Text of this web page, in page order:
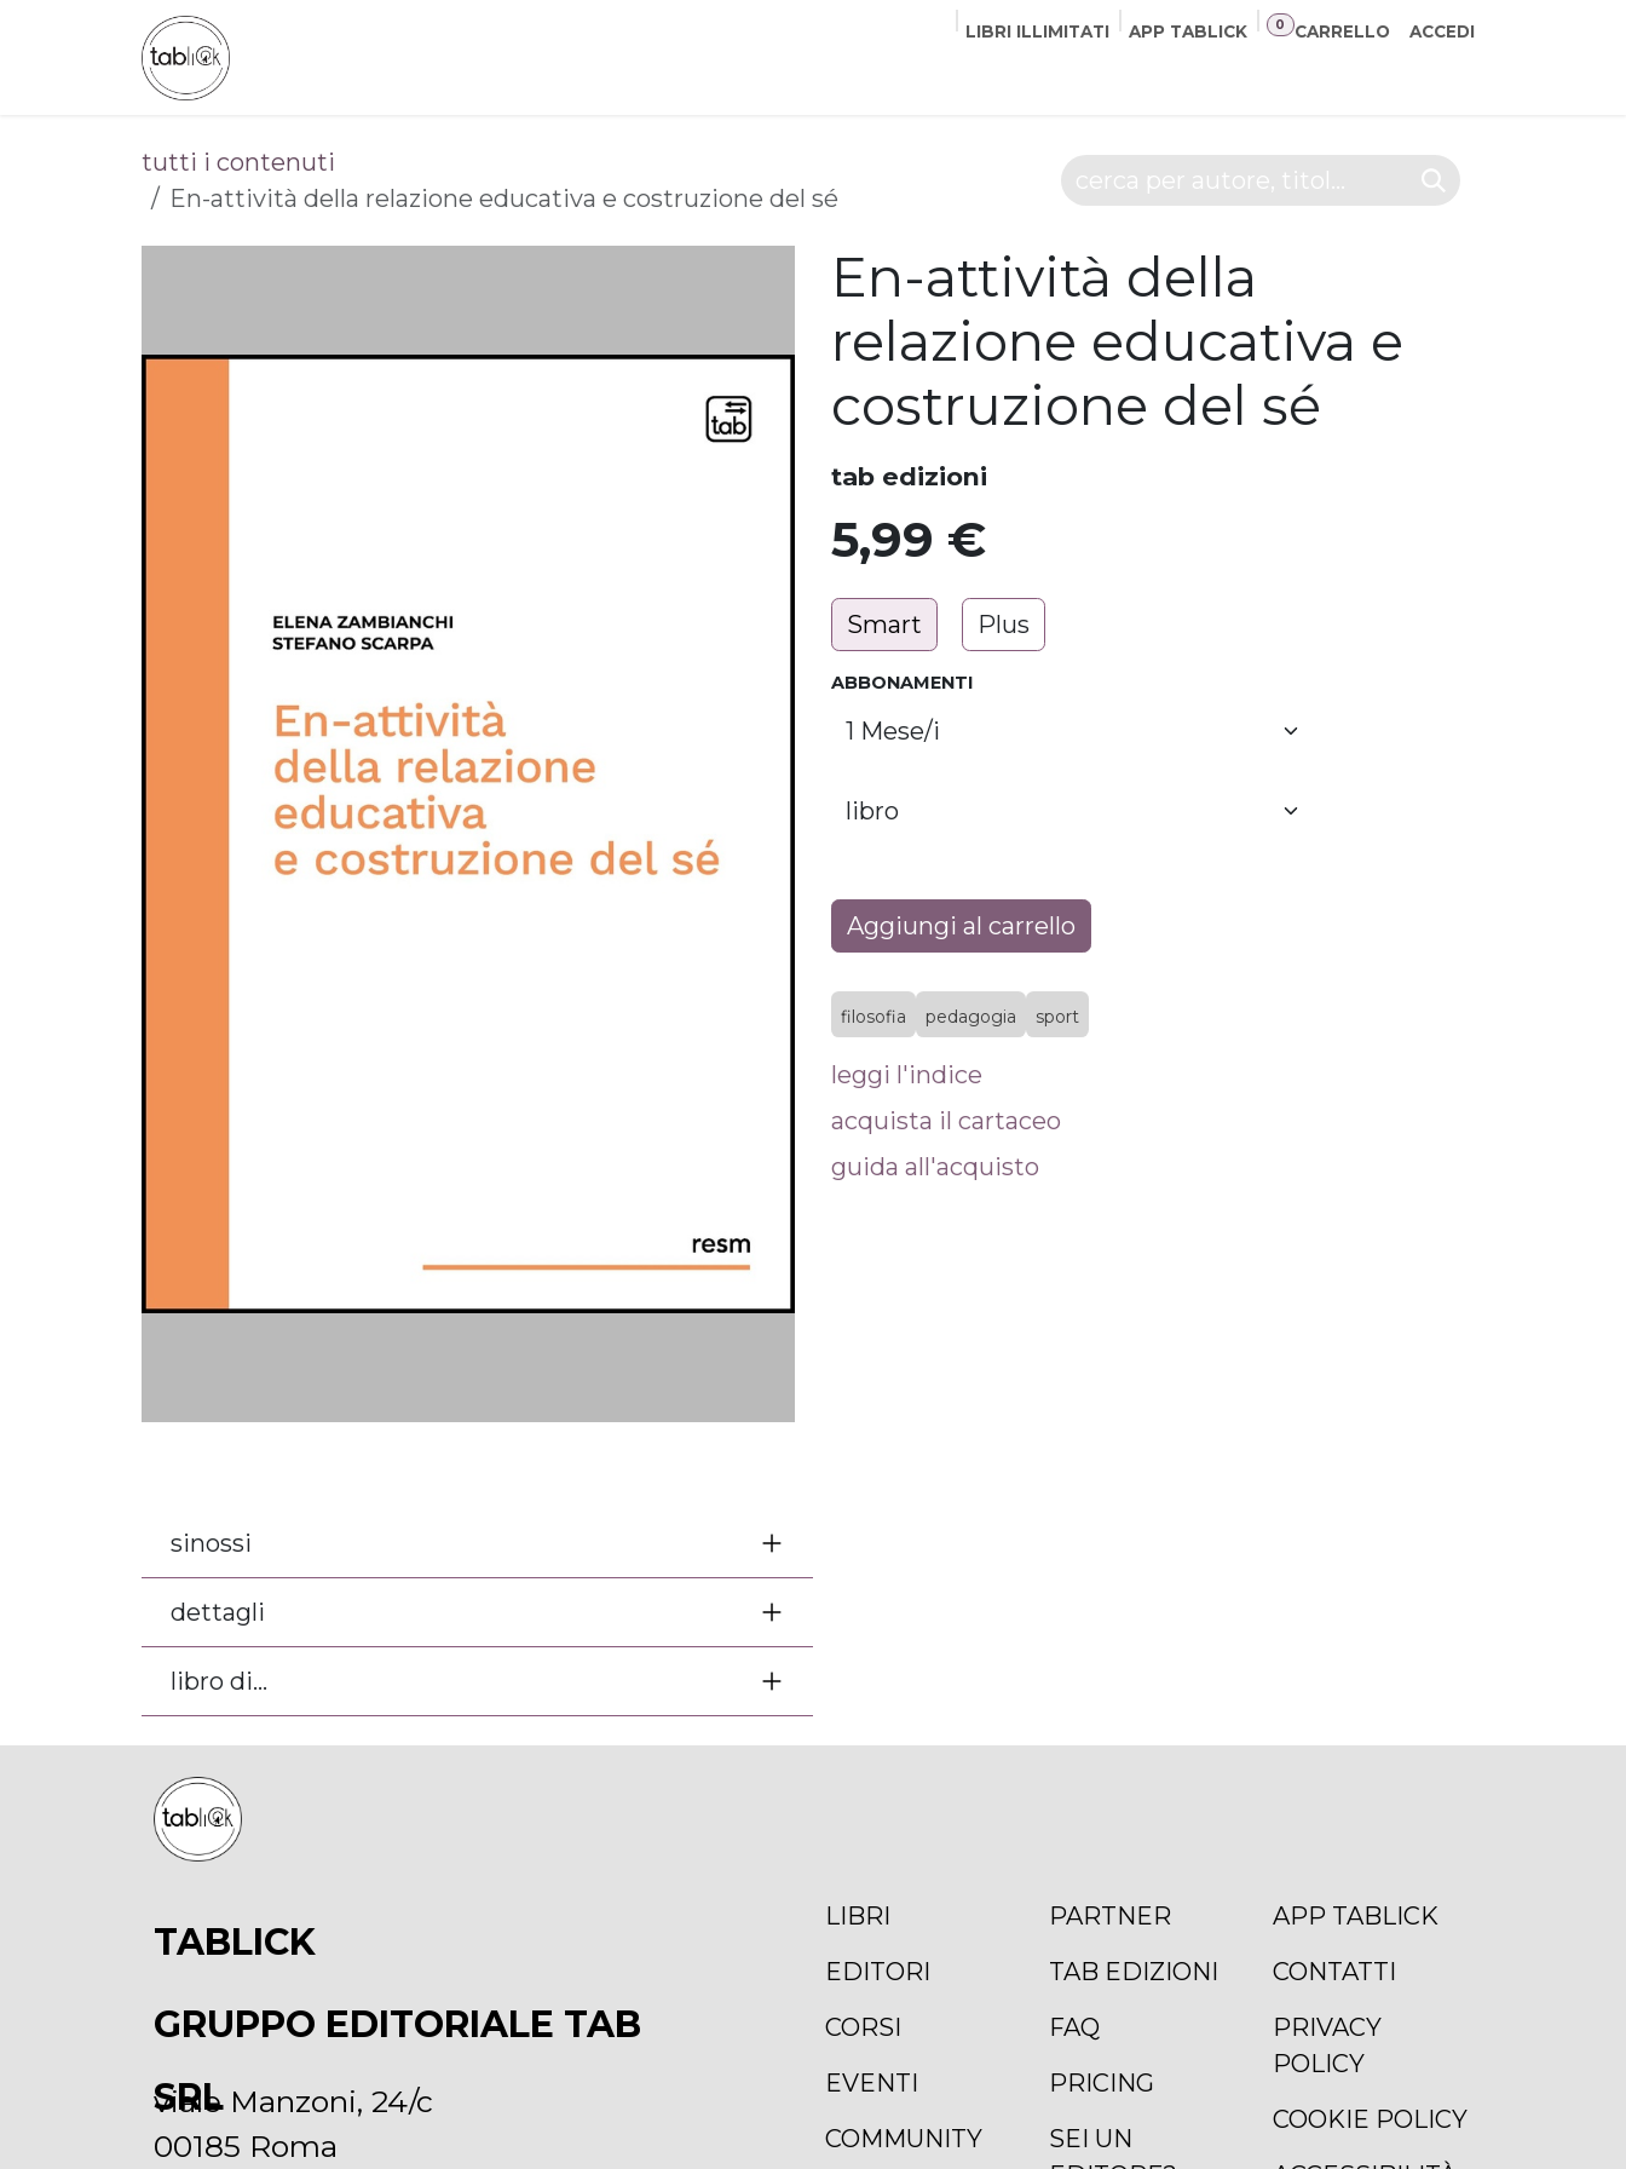
Passa al contenuto LIBRI ILLIMITATI APP TABLICK CARRELLO
0 ACCEDI
tutti i contenuti
En-attività della relazione educativa e costruzione del sé
En-attività della
relazione educativa e
costruzione del sé
tab edizioni
5,99 €
Smart Plus
ABBONAMENTI
Aggiungi al carrello
filosofia pedagogia sport
leggi l'indice
acquista il cartaceo
guida all'acquisto
sinossi
dettagli
libro di...
viale Manzoni, 24/c
00185 Roma
APP TABLICK
CONTATTI
PRIVACY
POLICY
COOKIE POLICY
PARTNER
TAB EDIZIONI
FAQ
PRICING
SEI UN
LIBRI
EDITORI
CORSI
EVENTI
COMMUNITY
TABLICK
GRUPPO EDITORIALE TAB
SRL